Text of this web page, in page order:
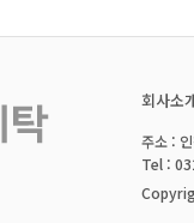
회사소
주소 :
Tel :